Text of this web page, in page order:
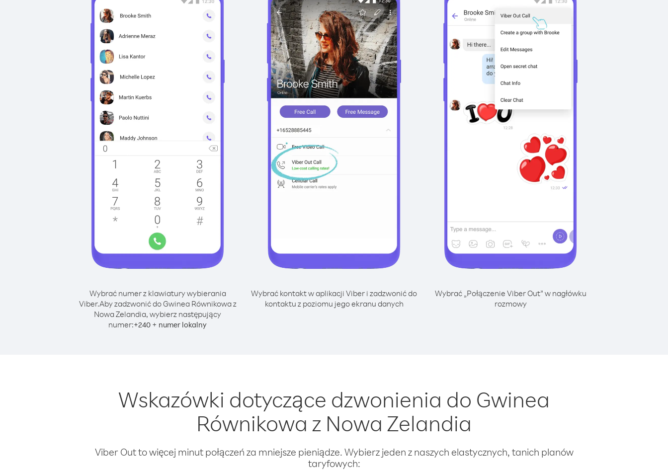
Wybrać numer z klawiatury wybierania
Viber.Aby zadzwonić do Gwinea Równikowa z
Nowa Zelandia, wybierz następujący
numer:+240 + numer lokalny
Wybrać kontakt w aplikacji Viber i zadzwonić do
kontaktu z poziomu jego ekranu danych
Wybrać „Połączenie Viber Out” w nagłówku
rozmowy
Wskazówki dotyczące dzwonienia do Gwinea
Równikowa z Nowa Zelandia
Viber Out to więcej minut połączeń za mniejsze pieniądze. Wybierz jeden z naszych elastycznych, tanich planów
taryfowych: